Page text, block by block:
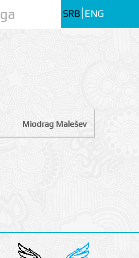
SRB ENG
Miodrag Malešev